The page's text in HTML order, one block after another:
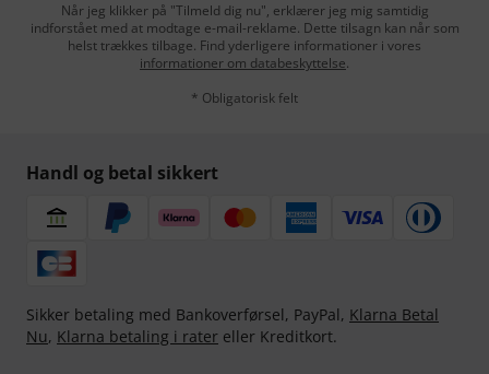
Når jeg klikker på "Tilmeld dig nu", erklærer jeg mig samtidig
indforstået med at modtage e-mail-reklame. Dette tilsagn kan når som
helst trækkes tilbage. Find yderligere informationer i vores
informationer om databeskyttelse.
* Obligatorisk felt
Handl og betal sikkert
Sikker betaling med Bankoverførsel, PayPal, Klarna Betal
Nu, Klarna betaling i rater eller Kreditkort.